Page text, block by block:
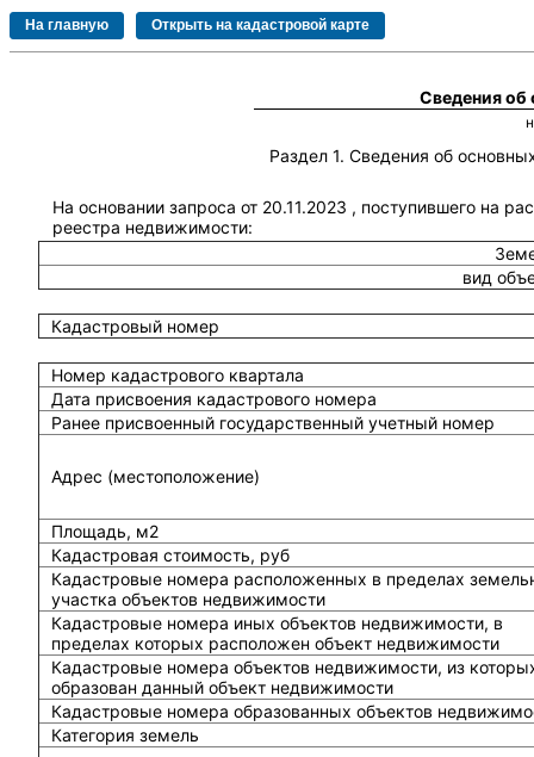
Сведения
Раздел 1. Сведения об
На основании запроса от 20.11.2023 , поступившего на
реестра недвижимости:
вид
Кадастровый номер
Номер кадастрового квартала
Дата присвоения кадастрового номера
Ранее присвоенный государственный учетный номер
Адрес (местоположение)
Площадь, м2
Кадастровая стоимость, руб
Кадастровые номера расположенных в пределах
участка объектов недвижимости
Кадастровые номера иных объектов недвижимости, в
пределах которых расположен объект недвижимости
Кадастровые номера объектов недвижимости, из
образован данный объект недвижимости
Кадастровые номера образованных объектов
Категория земель